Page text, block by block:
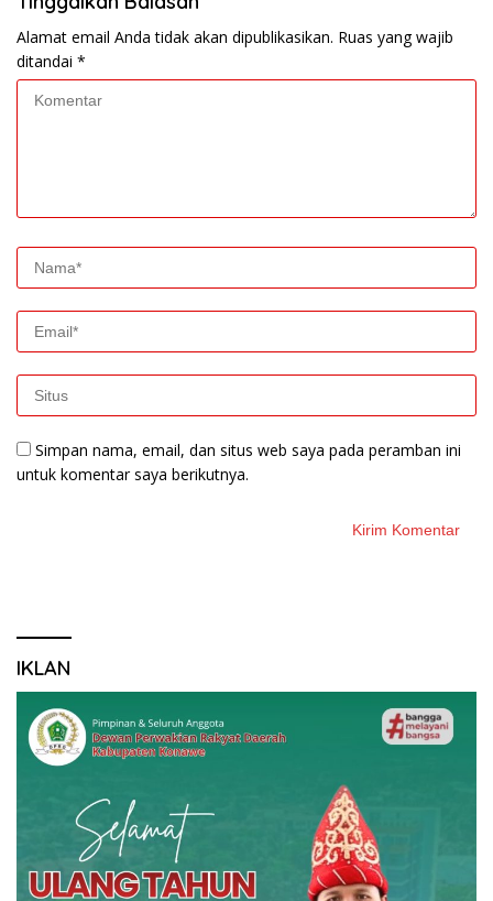
Alamat email Anda tidak akan dipublikasikan. Ruas yang wajib
ditandai *
Simpan nama, email, dan situs web saya pada peramban ini
untuk komentar saya berikutnya.
IKLAN